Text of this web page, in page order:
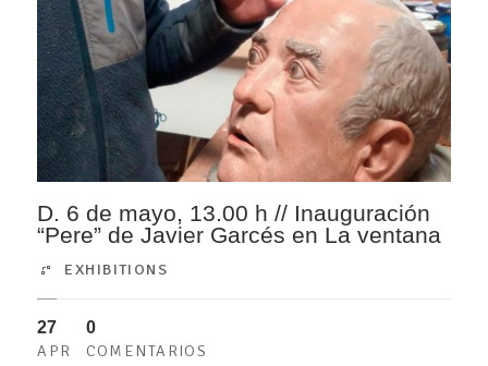
D. 6 de mayo, 13.00 h // Inauguración
“Pere” de Javier Garcés en La ventana
EXHIBITIONS
27
APR
0
COMENTARIOS